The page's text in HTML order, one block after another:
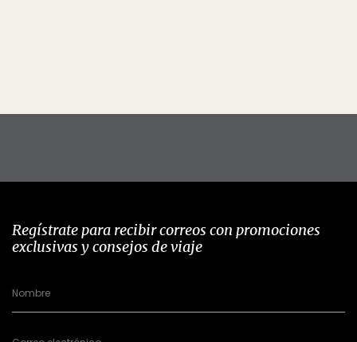
Regístrate para recibir correos con promociones
exclusivas y consejos de viaje